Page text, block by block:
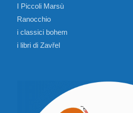
I Piccoli Marsù
Ranocchio
i classici bohem
i libri di Zavřel